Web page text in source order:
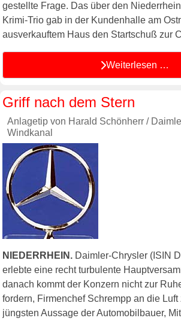
gestellte Frage. Das über den
Krimi-Trio gab in der Kundenhalle am
ausverkauftem Haus den Startschuß zur
Weiterlesen …
Griff nach dem Stern
Anlagetip von Harald Schönherr /
Windkanal
NIEDERRHEIN. Daimler-Chrysler (ISIN
erlebte eine recht turbulente
danach kommt der Konzern nicht zur
fordern, Firmenchef Schrempp an die Luft
jüngsten Aussage der Automobilbauer,